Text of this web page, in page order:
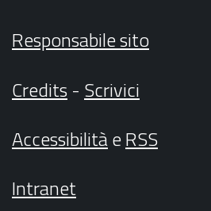
Responsabile sito
Credits- Scrivici
AccessibilitàeRSS
Intranet